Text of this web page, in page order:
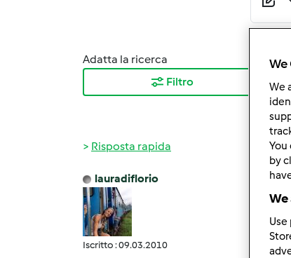
Adatta la ricerca
Filtro
Risposta rapida
lauradiflorio
Iscritto : 09.03.2010
We
We
You
by